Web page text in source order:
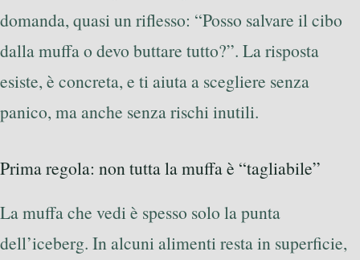
domanda, quasi un riflesso: “Posso salvare il cibo
dalla muffa o devo buttare tutto?”. La risposta
esiste, è concreta, e ti aiuta a scegliere senza
panico, ma anche senza rischi inutili.
Prima regola: non tutta la muffa è “tagliabile”
La muffa che vedi è spesso solo la punta
dell’iceberg. In alcuni alimenti resta in superficie,